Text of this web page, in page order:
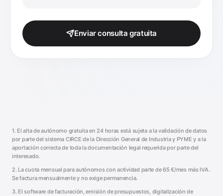
Enviar consulta gratuita
1. El alta de autónomo gratuita en 24 horas está sujeta a la validación de datos
por parte del sistema CIRCE de la Dirección General de Industria y PYME y a la
aportación correcta de toda la documentación legal requerida por parte del
interesado.
2. La cuota mensual para autónomos con actividad parte de65 €/mes más IVA.
Se factura mensualmente y no exige permanencia.
3. El software de facturación, emisión de presupuestos, digitalización de